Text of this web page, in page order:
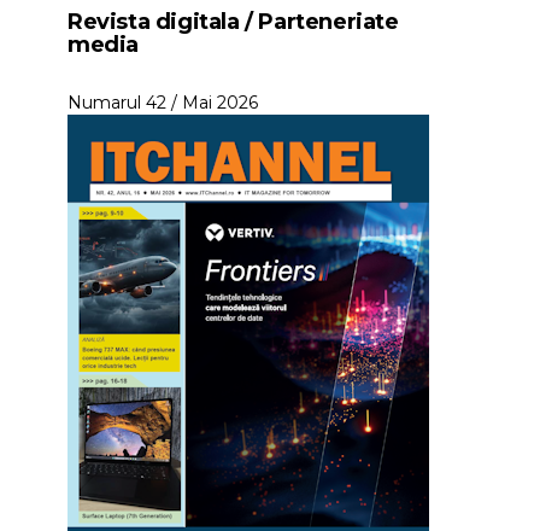
Revista digitala / Parteneriate
media
Numarul 42 / Mai 2026